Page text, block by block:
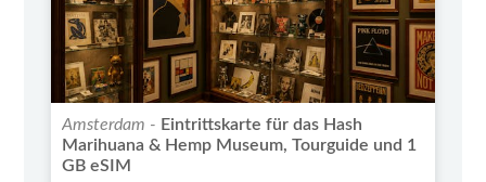
Amsterdam - Eintrittskarte für das Hash
Marihuana & Hemp Museum, Tourguide und 1
GB eSIM